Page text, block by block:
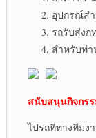
อุปกรณ์ส
รถรับส่ง
สำหรับท่า
สนับสนุนกิจกร
ไปรถที่ทางที